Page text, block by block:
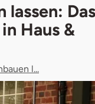
lassen: Das
Haus &
l...